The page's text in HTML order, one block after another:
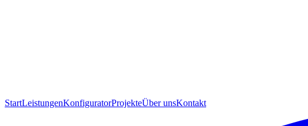
StartLeistungenKonfiguratorProjekteÜber unsKontakt